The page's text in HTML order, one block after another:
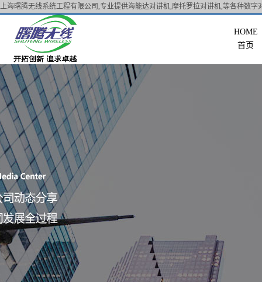
上海曙腾无线系统工程有限公司,专业提供海能达对讲机,摩托罗拉对讲机,等各种数字
首页